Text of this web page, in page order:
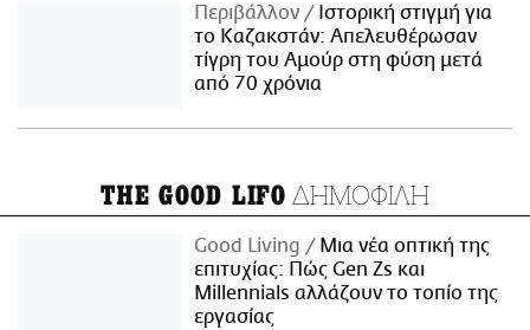
Περιβάλλον
Ιστορική στιγμή για
το Καζακστάν: Απελευθέρωσαν
τίγρη του Αμούρ στη φύση μετά
από 70 χρόνια
THE GOOD LIFO ΔΗΜΟΦΙΛΗ
Good Living
Μια νέα οπτική της
επιτυχίας: Πώς Gen Zs και
Millennials αλλάζουν το τοπίο της
εργασίας